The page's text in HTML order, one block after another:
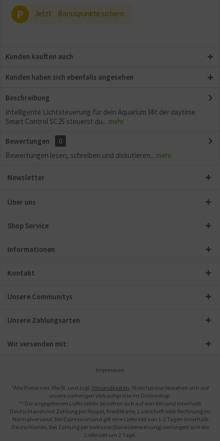
P Jetzt Bonuspunkte sichern
Kunden kauften auch
Kunden haben sich ebenfalls angesehen
Beschreibung
Intelligente Lichtsteuerung für dein Aquarium Mit der daytime
Smart Control SC25 steuerst du... mehr
Bewertungen
0
Bewertungen lesen, schreiben und diskutieren... mehr
Newsletter
Über uns
Shop Service
Informationen
Kontakt
Unsere Communitys
Unsere Zahlungsarten
Wir versenden mit:
Impressum
*Alle Preise inkl. MwSt. und zzgl. Versandkosten. Streichpreise beziehen sich auf
unsere vorherigen Verkaufspreise im Onlineshop.
** Die angegebenen Lieferzeiten beziehen sich auf den Versand innerhalb
Deutschlands mit Zahlung per Paypal, Kreditkarte, Lastschrift oder Rechnung im
Normalversand. Bei Expressversand gilt eine Lieferzeit von 1-2 Tagen innerhalb
Deutschlands. Bei Zahlung per Vorkasse (Banküberweisung) verlängert sich die
Lieferzeit um 2 Tage.